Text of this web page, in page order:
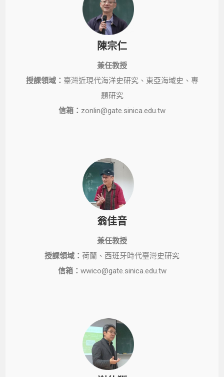
陳宗仁
兼任教授
授課領域： 臺灣近現代海洋史研究、東亞海域史、專
題研究
信箱： zonlin@gate.sinica.edu.tw
翁佳音
兼任教授
授課領域： 荷蘭、西班牙時代臺灣史研究
信箱： wwico@gate.sinica.edu.tw